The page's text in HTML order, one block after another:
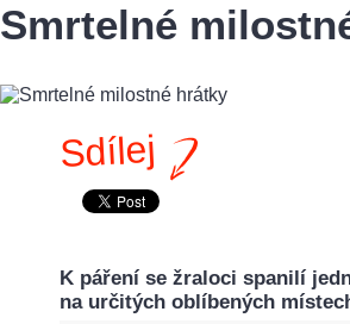
Smrtelné
Sdílej
K páření se žraloci spanilí
na určitých oblíbených